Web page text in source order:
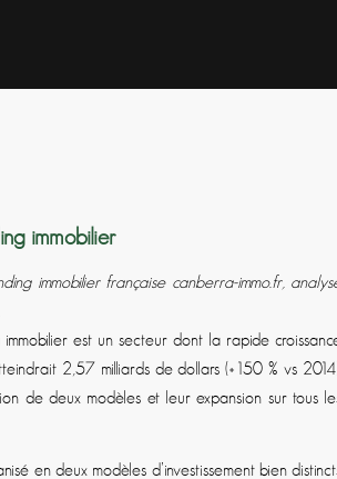
immobilier
immobilier française canberra-immo.fr,
immobilier est un secteur dont la rapide
2,57 milliards de dollars (+150 % vs
de deux modèles et leur expansion sur tous
en deux modèles d’investissement bien